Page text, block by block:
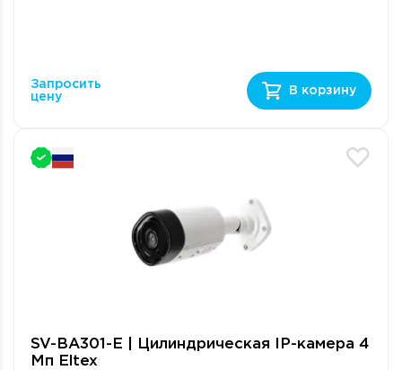
Запросить
цену
В корзину
SV-BА301-E | Цилиндрическая IP-камера 4
Мп Eltex